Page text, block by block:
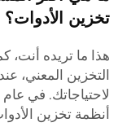
تخزين الأدوات؟
هذا ما تريده
التخزين المعني،
أنظمة تخزين